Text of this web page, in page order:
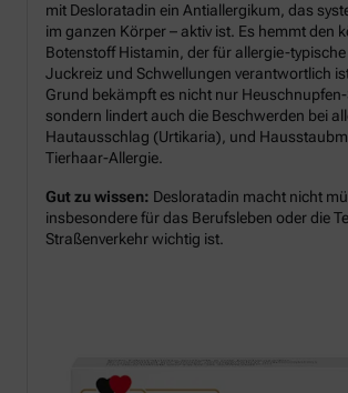
mit Desloratadin ein Antiallergikum, das
im ganzen Körper – aktiv ist. Es hemmt den
Botenstoff Histamin, der für allergie-
Juckreiz und Schwellungen verantwortlich
Grund bekämpft es nicht nur Heuschnupfen-
sondern lindert auch die Beschwerden bei
Hautausschlag (Urtikaria), und
Tierhaar-Allergie.
Gut zu wissen: Desloratadin macht nicht
insbesondere für das Berufsleben oder die
Straßenverkehr wichtig ist.